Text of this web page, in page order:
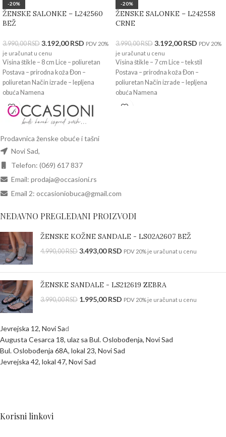
-20%
ŽENSKE SALONKE – L242560
BEŽ
3.990,00RSD 3.192,00RSD PDV 20%
je uračunat u cenu
Visina štikle – 8 cm Lice – poliuretan
Postava – prirodna koža Đon –
poliuretan Način izrade – lepljena
obuća Namena
-20%
ŽENSKE SALONKE – L242558
CRNE
3.990,00RSD 3.192,00RSD PDV 20%
je uračunat u cenu
Visina štikle – 7 cm Lice – tekstil
Postava – prirodna koža Đon –
poliuretan Način izrade – lepljena
obuća Namena
Prodavnica ženske obuće i tašni
Novi Sad,
Telefon: (069) 617 837
Email: prodaja@occasioni.rs
Email 2: occasioniobuca@gmail.com
NEDAVNO PREGLEDANI PROIZVODI
ŽENSKE KOŽNE SANDALE - LS02A2607 BEŽ
4.990,00RSD 3.493,00RSD PDV 20% je uračunat u cenu
ŽENSKE SANDALE - LS212619 ZEBRA
3.990,00RSD 1.995,00RSD PDV 20% je uračunat u cenu
Jevrejska 12, Novi Sad
Augusta Cesarca 18, ulaz sa Bul. Oslobođenja, Novi Sad
Bul. Oslobođenja 68A, lokal 23, Novi Sad
Jevrejska 42, lokal 47, Novi Sad
Korisni linkovi